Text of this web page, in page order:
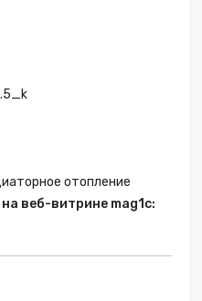
отопление
веб-витрине mag1c: